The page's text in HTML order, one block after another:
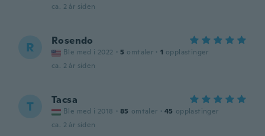
ca. 2 år siden
R Rosendo
Ble med i 2022 · 5 omtaler · 1 opplastinger
ca. 2 år siden
T Tacsa
Ble med i 2018 · 85 omtaler · 45 opplastinger
ca. 2 år siden